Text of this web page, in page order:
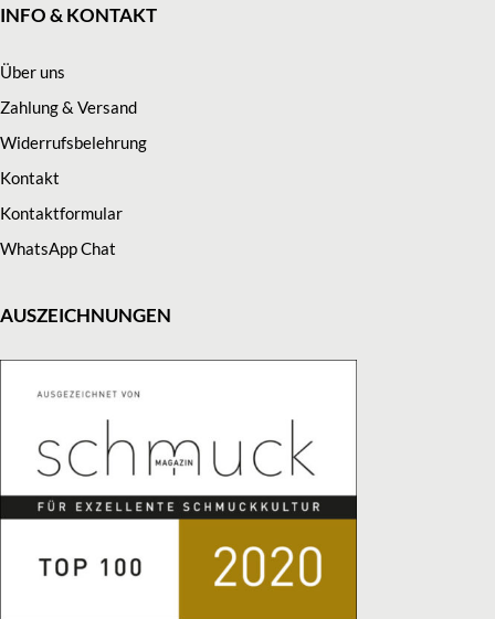
INFO & KONTAKT
Über uns
Zahlung & Versand
Widerrufsbelehrung
Kontakt
Kontaktformular
WhatsApp Chat
AUSZEICHNUNGEN